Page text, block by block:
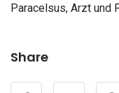
Paracelsus, Arzt und
Share